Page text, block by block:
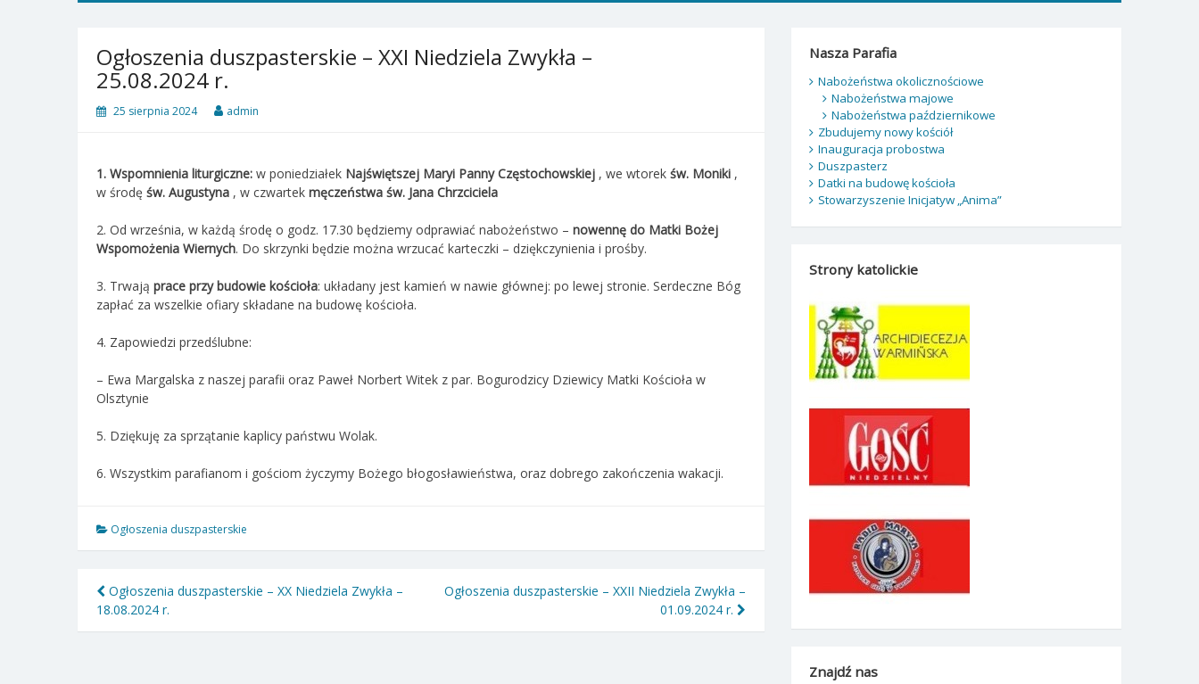
Ogłoszenia duszpasterskie – XXI Niedziela Zwykła –
25.08.2024 r.
25 sierpnia 2024 admin
1. Wspomnienia liturgiczne: w poniedziałek Najświętszej Maryi Panny Częstochowskiej , we wtorek św. Moniki ,
w środę św. Augustyna , w czwartek męczeństwa św. Jana Chrzciciela
2. Od września, w każdą środę o godz. 17.30 będziemy odprawiać nabożeństwo – nowennę do Matki Bożej
Wspomożenia Wiernych. Do skrzynki będzie można wrzucać karteczki – dziękczynienia i prośby.
3. Trwają prace przy budowie kościoła: układany jest kamień w nawie głównej: po lewej stronie. Serdeczne Bóg
zapłać za wszelkie ofiary składane na budowę kościoła.
4. Zapowiedzi przedślubne:
– Ewa Margalska z naszej parafii oraz Paweł Norbert Witek z par. Bogurodzicy Dziewicy Matki Kościoła w
Olsztynie
5. Dziękuję za sprzątanie kaplicy państwu Wolak.
6. Wszystkim parafianom i gościom życzymy Bożego błogosławieństwa, oraz dobrego zakończenia wakacji.
Ogłoszenia duszpasterskie
Nawigacja
wpisu
Ogłoszenia duszpasterskie – XX Niedziela Zwykła –
18.08.2024 r.
Ogłoszenia duszpasterskie – XXII Niedziela Zwykła –
01.09.2024 r.
Nasza Parafia
Nabożeństwa okolicznościowe
Nabożeństwa majowe
Nabożeństwa październikowe
Zbudujemy nowy kościół
Inauguracja probostwa
Duszpasterz
Datki na budowę kościoła
Stowarzyszenie Inicjatyw „Anima”
Strony katolickie
Znajdź nas